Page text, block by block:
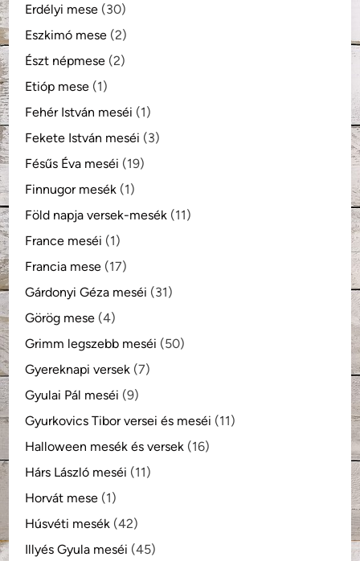
Erdélyi mese (30)
Eszkimó mese (2)
Észt népmese (2)
Etióp mese (1)
Fehér István meséi (1)
Fekete István meséi (3)
Fésűs Éva meséi (19)
Finnugor mesék (1)
Föld napja versek-mesék (11)
France meséi (1)
Francia mese (17)
Gárdonyi Géza meséi (31)
Görög mese (4)
Grimm legszebb meséi (50)
Gyereknapi versek (7)
Gyulai Pál meséi (9)
Gyurkovics Tibor versei és meséi (11)
Halloween mesék és versek (16)
Hárs László meséi (11)
Horvát mese (1)
Húsvéti mesék (42)
Illyés Gyula meséi (45)